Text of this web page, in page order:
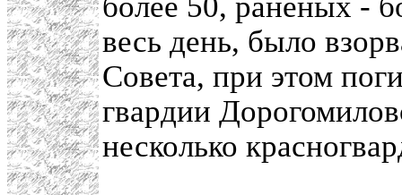
весь день, было
Совета, при этом
гвардии
несколько